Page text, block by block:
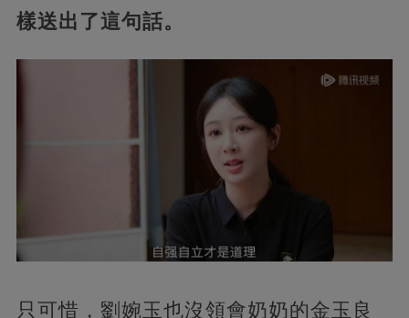
樣送出了這句話。
只可惜，劉婉玉也沒領會奶奶的金玉良